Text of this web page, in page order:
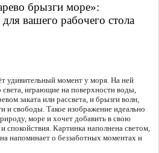
брызги море»:
вашего рабочего стола
удивительный момент у моря. На ней
света, играющие на поверхности воды,
заката или рассвета, и брызги волн,
свободы. Такое изображение идеально
море и хочет добавить в свою
спокойствия. Картинка наполнена светом,
напоминает о беззаботных моментах и